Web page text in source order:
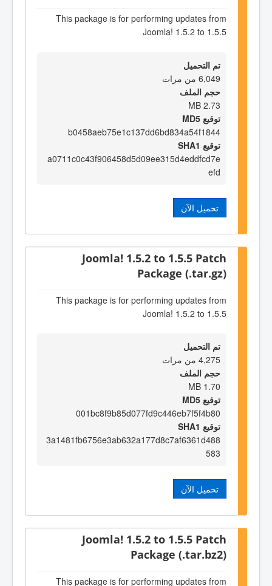
This package is for performing updates from
Joomla! 1.5.2 to 1.5.5
تم التحميل
6,049 من مرات
حجم الملف
2.73 MB
توقيع MD5
b0458aeb75e1c137dd6bd834a54f1844
توقيع SHA1
a0711c0c43f906458d5d09ee315d4eddfcd7e
efd
تحميل الآن
Joomla! 1.5.2 to 1.5.5 Patch
Package (.tar.gz)
This package is for performing updates from
Joomla! 1.5.2 to 1.5.5
تم التحميل
4,275 من مرات
حجم الملف
1.70 MB
توقيع MD5
001bc8f9b85d077fd9c446eb7f5f4b80
توقيع SHA1
3a1481fb6756e3ab632a177d8c7af6361d488
583
تحميل الآن
Joomla! 1.5.2 to 1.5.5 Patch
Package (.tar.bz2)
This package is for performing updates from